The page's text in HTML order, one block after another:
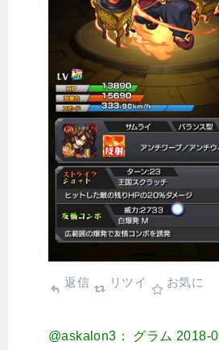
返信 リツイ お気に
@askalon3： グラム 2018-